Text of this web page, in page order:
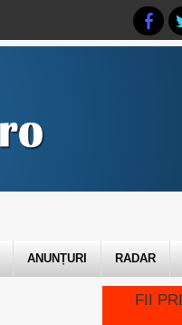
ANUNȚURI RADAR
FII